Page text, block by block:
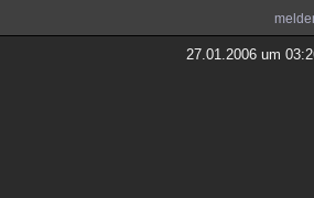
27.01.2006 um